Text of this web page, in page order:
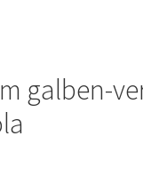
galben-